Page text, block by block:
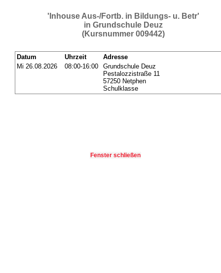
'Inhouse Aus-/Fortb. in Bildungs- u. Betr'
in Grundschule Deuz
(Kursnummer 009442)
Datum Uhrzeit
Adresse
Mi 26.08.2026
08:00-16:00
Grundschule Deuz
Pestalozzistraße 11
57250 Netphen
Schulklasse
Fenster schließen